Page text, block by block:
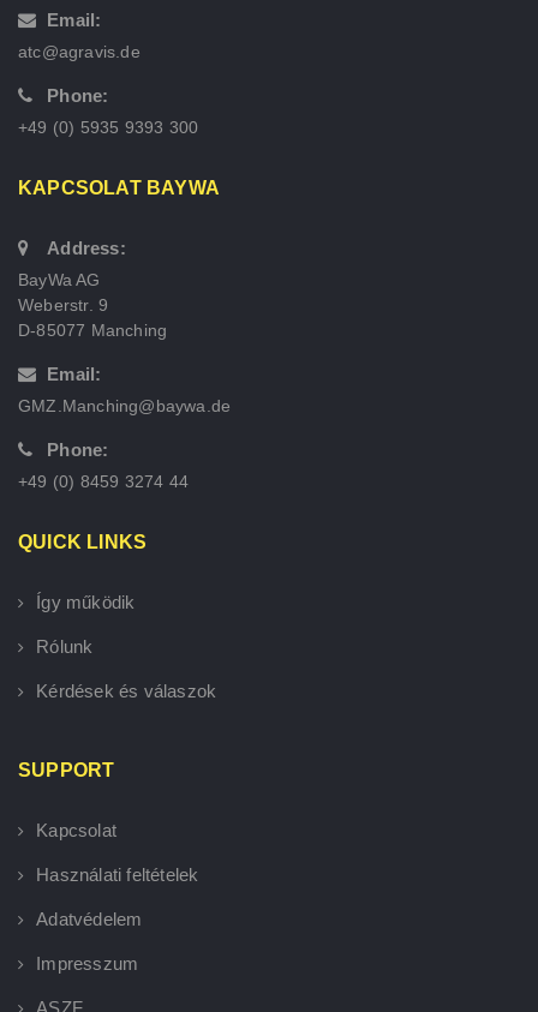
Email:
atc@agravis.de
Phone:
+49 (0) 5935 9393 300
KAPCSOLAT BAYWA
Address:
BayWa AG
Weberstr. 9
D-85077 Manching
Email:
GMZ.Manching@baywa.de
Phone:
+49 (0) 8459 3274 44
QUICK LINKS
Így működik
Rólunk
Kérdések és válaszok
SUPPORT
Kapcsolat
Használati feltételek
Adatvédelem
Impresszum
ASZF